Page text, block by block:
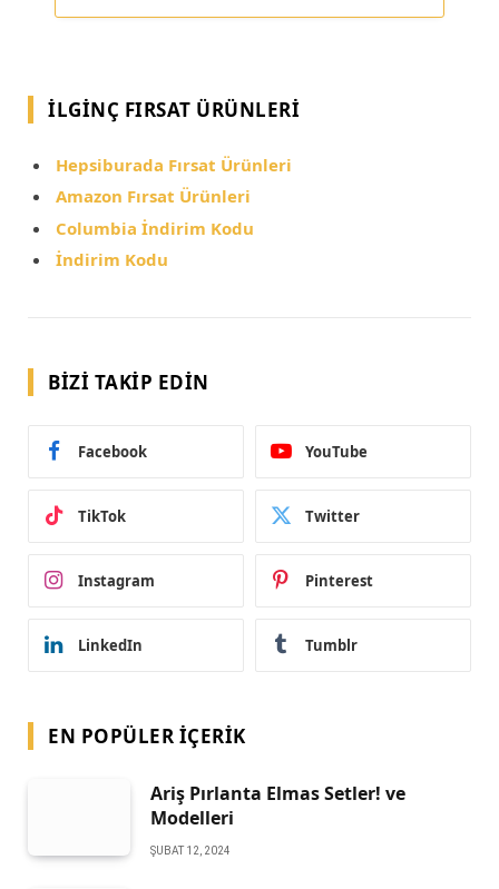
İLGINÇ FIRSAT ÜRÜNLERI
Hepsiburada Fırsat Ürünleri
Amazon Fırsat Ürünleri
Columbia İndirim Kodu
İndirim Kodu
BIZI TAKIP EDIN
Facebook YouTube
TikTok Twitter
Instagram Pinterest
LinkedIn Tumblr
EN POPÜLER İÇERIK
Ariş Pırlanta Elmas Setler! ve
Modelleri
ŞUBAT 12, 2024